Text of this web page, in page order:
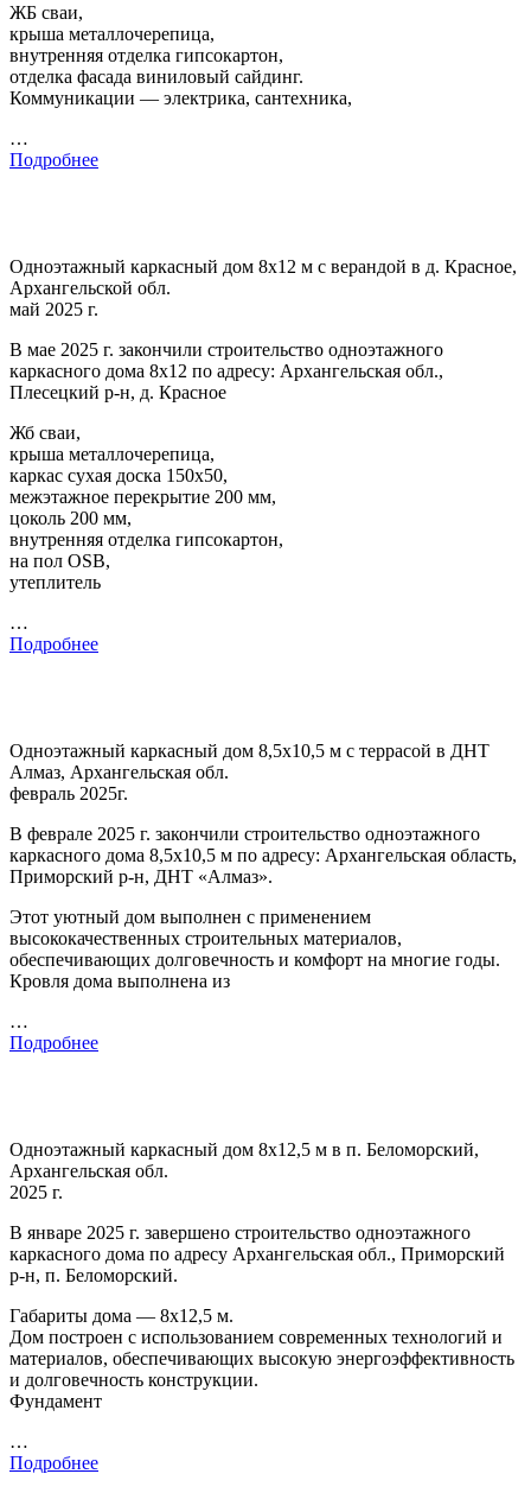
ЖБ сваи,
крыша металлочерепица,
внутренняя отделка гипсокартон,
отделка фасада виниловый сайдинг.
Коммуникации — электрика, сантехника,
…
Подробнее
Одноэтажный каркасный дом 8х12 м с верандой в д. Красное,
Архангельской обл.
май 2025 г.
В мае 2025 г. закончили строительство одноэтажного
каркасного дома 8х12 по адресу: Архангельская обл.,
Плесецкий р-н, д. Красное
Жб сваи,
крыша металлочерепица,
каркас сухая доска 150х50,
межэтажное перекрытие 200 мм,
цоколь 200 мм,
внутренняя отделка гипсокартон,
на пол OSB,
утеплитель
…
Подробнее
Одноэтажный каркасный дом 8,5х10,5 м с террасой в ДНТ
Алмаз, Архангельская обл.
февраль 2025г.
В феврале 2025 г. закончили строительство одноэтажного
каркасного дома 8,5х10,5 м по адресу: Архангельская область,
Приморский р-н, ДНТ «Алмаз».
Этот уютный дом выполнен с применением
высококачественных строительных материалов,
обеспечивающих долговечность и комфорт на многие годы.
Кровля дома выполнена из
…
Подробнее
Одноэтажный каркасный дом 8х12,5 м в п. Беломорский,
Архангельская обл.
2025 г.
В январе 2025 г. завершено строительство одноэтажного
каркасного дома по адресу Архангельская обл., Приморский
р-н, п. Беломорский.
Габариты дома — 8х12,5 м.
Дом построен с использованием современных технологий и
материалов, обеспечивающих высокую энергоэффективность
и долговечность конструкции.
Фундамент
…
Подробнее